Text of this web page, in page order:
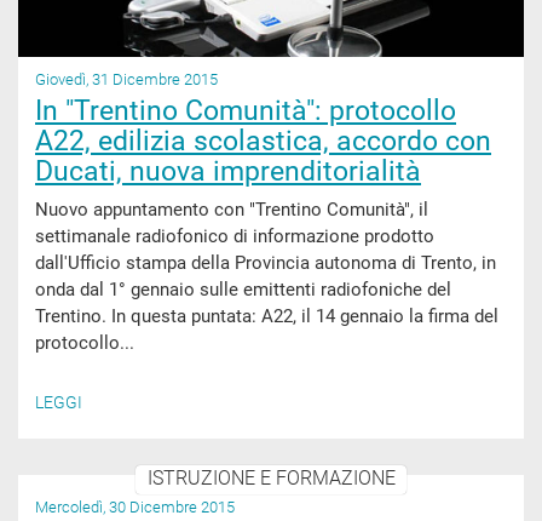
Giovedì, 31 Dicembre 2015
In "Trentino Comunità": protocollo
A22, edilizia scolastica, accordo con
Ducati, nuova imprenditorialità
Nuovo appuntamento con "Trentino Comunità", il
settimanale radiofonico di informazione prodotto
dall'Ufficio stampa della Provincia autonoma di Trento, in
onda dal 1° gennaio sulle emittenti radiofoniche del
Trentino. In questa puntata: A22, il 14 gennaio la firma del
protocollo...
LEGGI
ISTRUZIONE E FORMAZIONE
Mercoledì, 30 Dicembre 2015